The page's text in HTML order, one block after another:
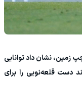
نشان داد توانایی
دست قلعه‌نویی را برای